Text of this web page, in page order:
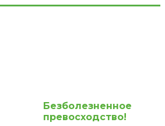
Безболезненное
превосходство!